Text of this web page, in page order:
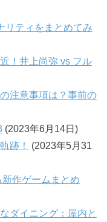
リティをまとめてみ
！井上尚弥 vs フル
注意事項は？事前の
(2023年6月14日)
跡！
(2023年5月31
新作ゲームまとめ
ダイニング：屋内と